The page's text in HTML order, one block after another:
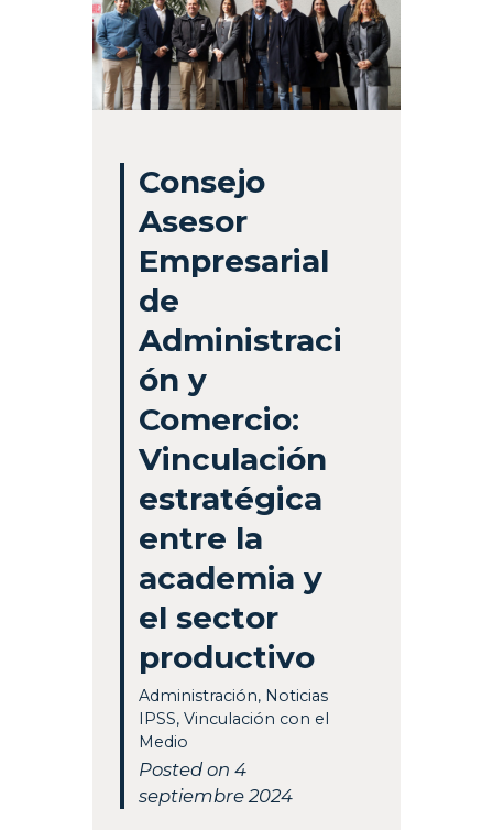
CONTINUA
Consejo
Asesor
Empresarial
de
Administraci
ón y
Comercio:
Vinculación
estratégica
entre la
academia y
el sector
productivo
Administración, Noticias
IPSS,Vinculación con el
Medio
Posted on 4
septiembre 2024